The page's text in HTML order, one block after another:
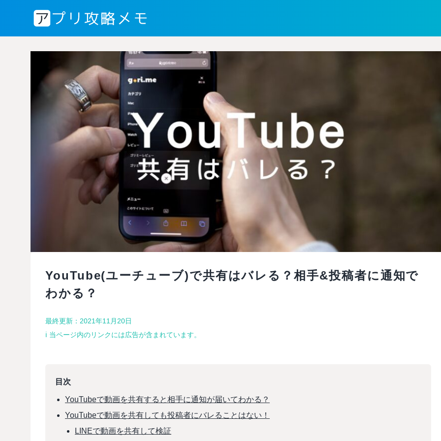
YouTube(ユーチューブ)で共有はバレる？相手&投稿者に通知で
わかる？
最終更新：2021年11月20日
ℹ︎ 当ページ内のリンクには広告が含まれています。
目次
YouTubeで動画を共有すると相手に通知が届いてわかる？
YouTubeで動画を共有しても投稿者にバレることはない！
LINEで動画を共有して検証